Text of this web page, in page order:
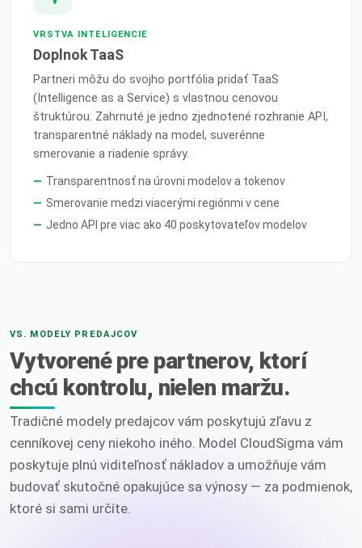
VRSTVA INTELIGENCIE
Doplnok TaaS
Partneri môžu do svojho portfólia pridať TaaS
(Intelligence as a Service) s vlastnou cenovou
štruktúrou. Zahrnuté je jedno zjednotené rozhranie API,
transparentné náklady na model, suverénne
smerovanie a riadenie správy.
Transparentnosť na úrovni modelov a tokenov
Smerovanie medzi viacerými regiónmi v cene
Jedno API pre viac ako 40 poskytovateľov modelov
VS. MODELY PREDAJCOV
Vytvorené pre partnerov, ktorí
chcú kontrolu, nielen maržu.
Tradičné modely predajcov vám poskytujú zľavu z
cenníkovej ceny niekoho iného. Model CloudSigma vám
poskytuje plnú viditeľnosť nákladov a umožňuje vám
budovať skutočné opakujúce sa výnosy — za podmienok,
ktoré si sami určíte.